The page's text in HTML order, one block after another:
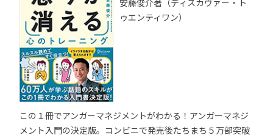
ゥエンティワン）
この１冊でアンガーマネジメントがわかる！アンガーマネジ
メント入門の決定版。コンビニで発売後たちまち５万部突破